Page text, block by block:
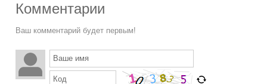
Комментарии
Ваш комментарий будет первым!
Ваше имя
Код